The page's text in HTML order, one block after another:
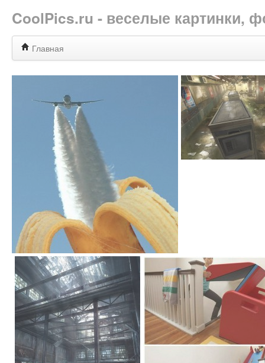
CoolPics.ru - веселые картинки,
Главная